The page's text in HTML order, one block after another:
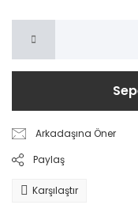
Arkadaşına Öner
Paylaş
Karşılaştır